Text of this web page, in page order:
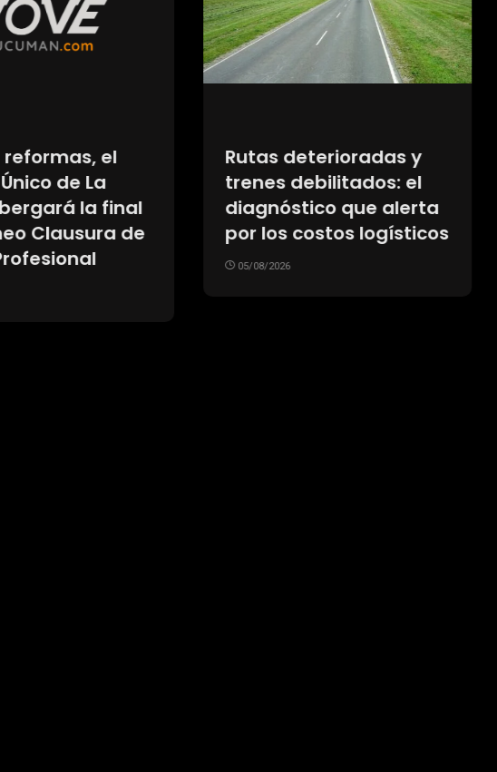
Rutas deterioradas y
trenes debilitados: el
diagnóstico que alerta
por los costos logísticos
05/08/2026
Atlético Madrid vendió
a Nahuel Molina a un
club italiano por una
cifra millonaria